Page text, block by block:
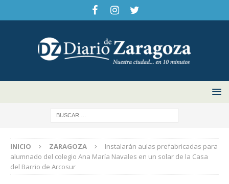
INICIO ZARAGOZA
Instalarán aulas prefabricadas para
alumnado del colegio Ana María Navales en un solar de la Casa
del Barrio de Arcosur